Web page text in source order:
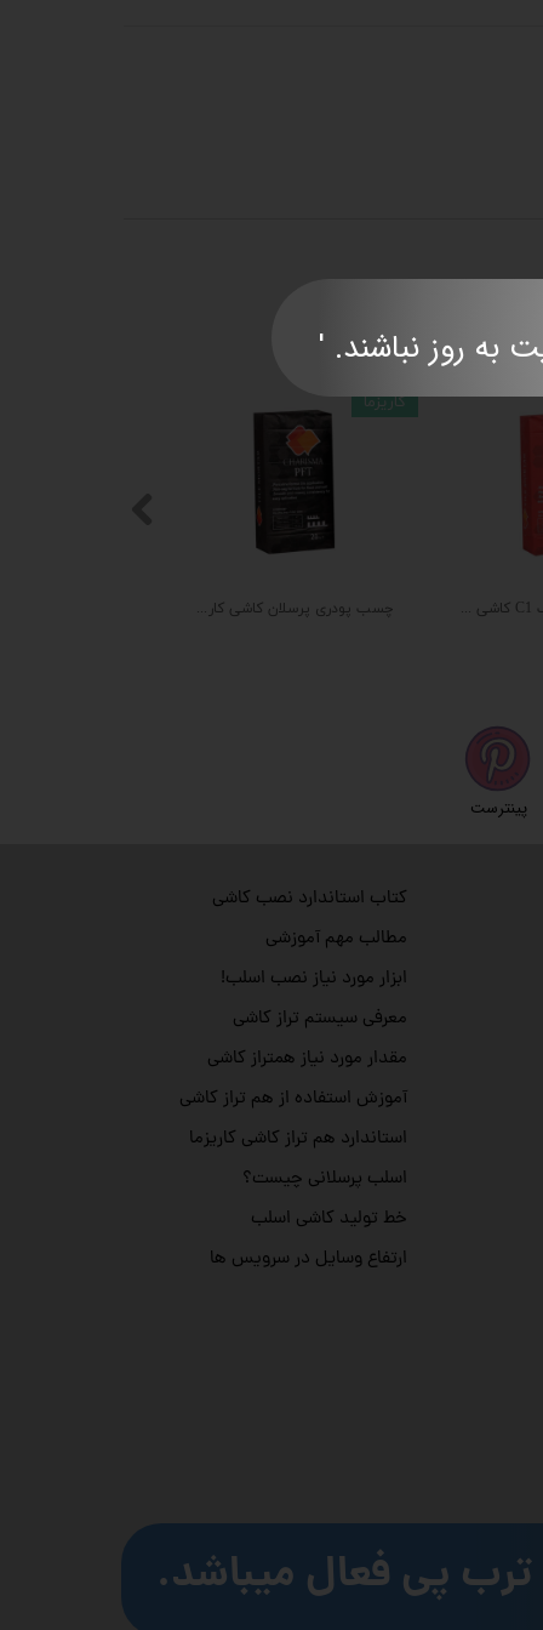
چسب پودری پرسلان کاشی کاریزما (۲۰ کیلویی)
کاریزما
چسب پودری اسلب C1 کاشی کاریزما (۲۰ کیلویی)
پینترست
کتاب استاندارد نصب کاشی
مطالب مهم آموزشی
ابزار مورد نیاز نصب اسلب!
معرفی سیستم تراز کاشی
مقدار مورد نیاز همتراز کاشی
آموزش استفاده از هم تراز کاشی
استاندارد هم تراز کاشی کاریزما
اسلب پرسلانی چیست؟
خط تولید کاشی اسلب
ارتفاع وسایل در سرویس ها
پی فعال میباشد.
به روز نباشند. '​​​​​​​​​​​​​​